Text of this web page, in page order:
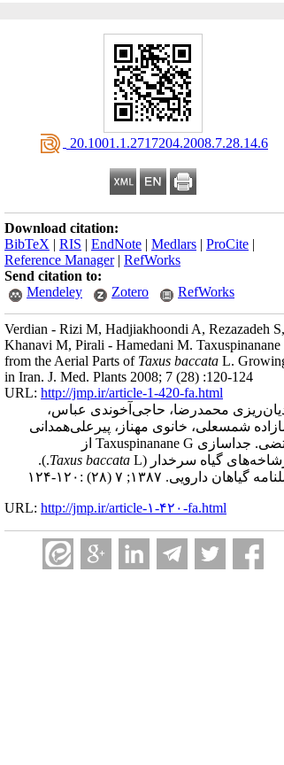
‎ 20.1001.1.2717204.2008.7.28.14.6
Download citation:
BibTeX | RIS | EndNote | Medlars | ProCite |
Reference Manager| RefWorks
Send citation to:
Mendeley
Zotero RefWorks
Verdian - Rizi M, Hadjiakhoondi A, Rezazadeh S,
Khanavi M, Pirali - Hamedani M. Taxuspinanane
from the Aerial Parts of Taxus baccata L.
in Iran. J. Med. Plants 2008; 7 (28) :120-124
URL: http://jmp.ir/article-1-420-fa.html
محمد‌رضا، حاجی‌آخوندی عباس،
شمسعلی، خانوی مهناز، پیرعلی‌همدانی
مرتضی. جداسازی Taxuspinanane G از
گیاه سرخدار (
Taxus baccata
L.).
گياهان دارویی. ۱۳۸۷; ۷ (۲۸) :۱۲۰-۱۲۴
URL: http://jmp.ir/article-۱-۴۲۰-fa.html